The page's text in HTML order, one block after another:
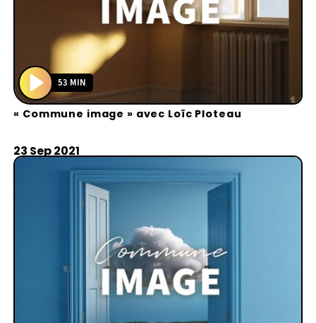
P
l
y
53 MIN
« Commune image » avec Loïc Ploteau
23 Sep 2021